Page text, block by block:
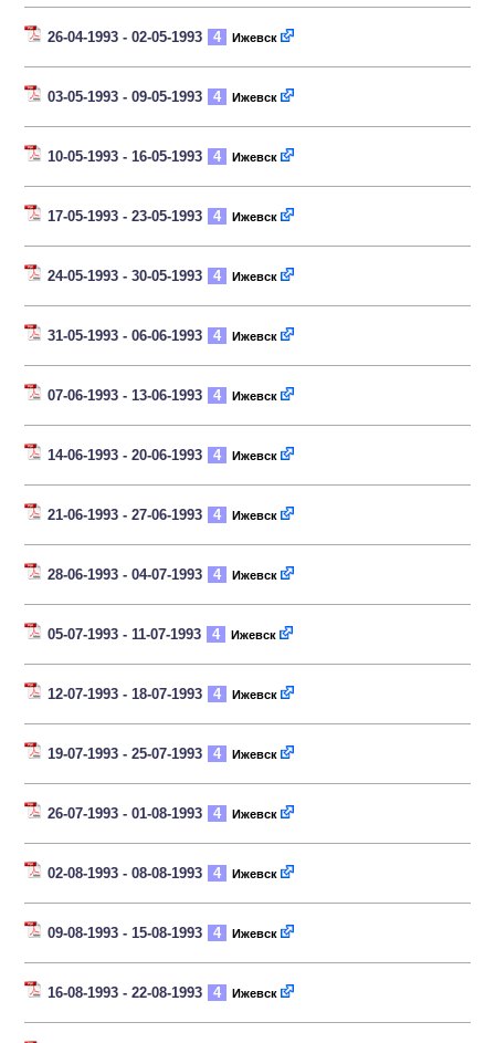
26-04-1993 - 02-05-1993 4 Ижевск
03-05-1993 - 09-05-1993 4 Ижевск
10-05-1993 - 16-05-1993 4 Ижевск
17-05-1993 - 23-05-1993 4 Ижевск
24-05-1993 - 30-05-1993 4 Ижевск
31-05-1993 - 06-06-1993 4 Ижевск
07-06-1993 - 13-06-1993 4 Ижевск
14-06-1993 - 20-06-1993 4 Ижевск
21-06-1993 - 27-06-1993 4 Ижевск
28-06-1993 - 04-07-1993 4 Ижевск
05-07-1993 - 11-07-1993 4 Ижевск
12-07-1993 - 18-07-1993 4 Ижевск
19-07-1993 - 25-07-1993 4 Ижевск
26-07-1993 - 01-08-1993 4 Ижевск
02-08-1993 - 08-08-1993 4 Ижевск
09-08-1993 - 15-08-1993 4 Ижевск
16-08-1993 - 22-08-1993 4 Ижевск